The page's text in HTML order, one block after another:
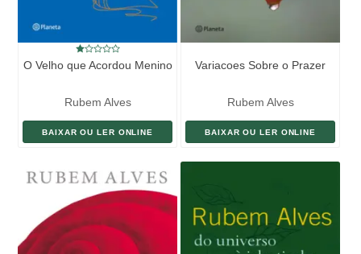
O Velho que Acordou Menino
Rubem Alves
BAIXAR OU LER ONLINE
Variacoes Sobre o Prazer
Rubem Alves
BAIXAR OU LER ONLINE